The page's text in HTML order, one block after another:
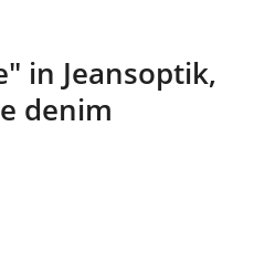
in Jeansoptik,
denim